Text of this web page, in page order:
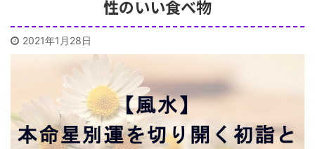
性のいい食べ物
2021年1月28日